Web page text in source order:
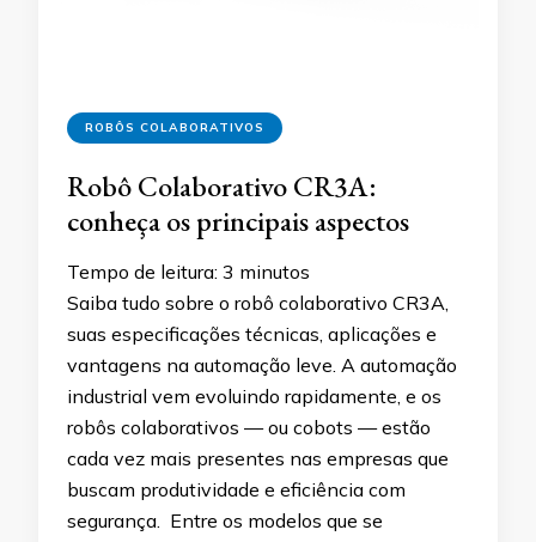
ROBÔS COLABORATIVOS
Robô Colaborativo CR3A:
conheça os principais aspectos
Tempo de leitura: 3 minutos
Saiba tudo sobre o robô colaborativo CR3A,
suas especificações técnicas, aplicações e
vantagens na automação leve. A automação
industrial vem evoluindo rapidamente, e os
robôs colaborativos — ou cobots — estão
cada vez mais presentes nas empresas que
buscam produtividade e eficiência com
segurança. Entre os modelos que se